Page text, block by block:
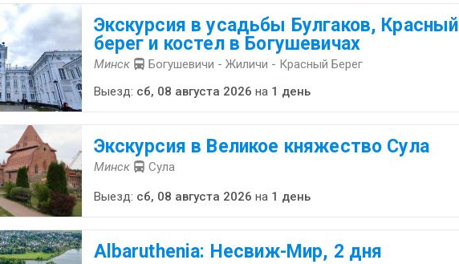
Экскурсия в усадьбы Булгаков, Красный
берег и костел в Богушевичах
Минск Богушевичи - Жиличи - Красный Берег
Выезд: сб, 08 августа 2026 на 1 день
Экскурсия в Великое княжество Сула
Минск Сула
Выезд: сб, 08 августа 2026 на 1 день
Albaruthenia: Несвиж-Мир, 2 дня